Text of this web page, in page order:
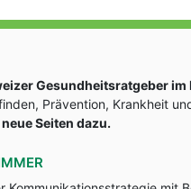
Gesundheitsratgeber im
Prävention, Krankheit
Seiten dazu.